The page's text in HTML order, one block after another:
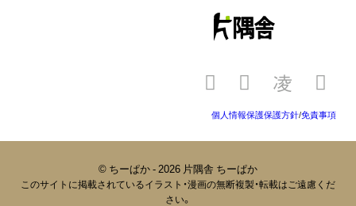
個人情報保護保護方針/免責事項
© ちーぱか - 2026 片隅舎 ちーぱか
このサイトに掲載されているイラスト・漫画の無断複製・転載はご遠慮くだ
さい。